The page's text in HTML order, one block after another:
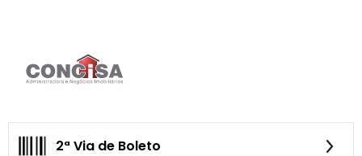
2ª Via de Boleto